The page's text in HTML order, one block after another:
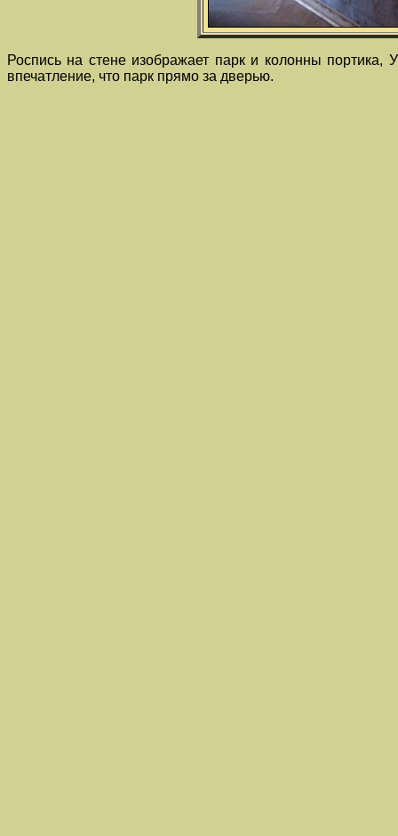
Роспись на стене изображает парк и колонны портика,
впечатление, что парк прямо за дверью.